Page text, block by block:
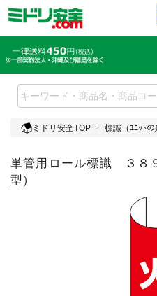
ミドリ安全TOP 標識（ﾕﾆｯﾄの
単管用ロール標識 ３
型）